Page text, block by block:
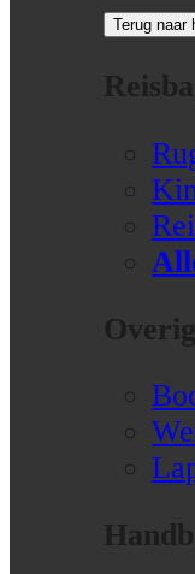
Terug naar